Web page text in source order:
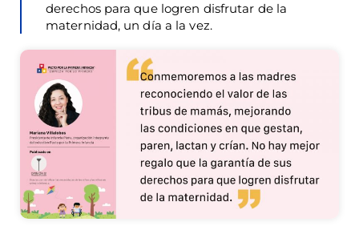
derechos para que logren disfrutar de la
maternidad, un día a la vez.